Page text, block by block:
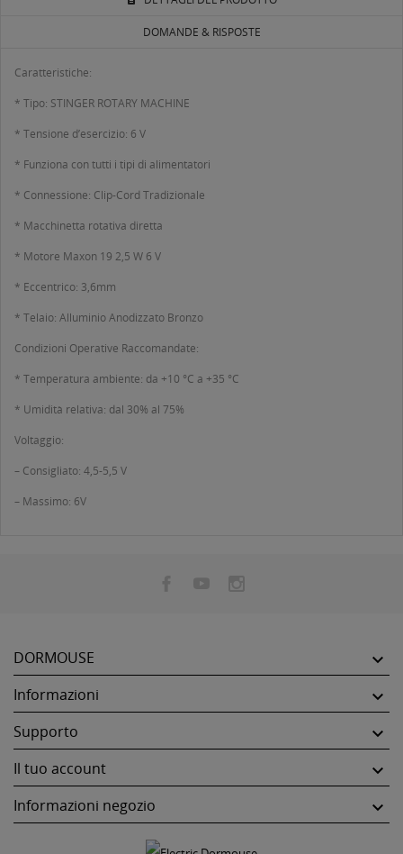
DOMANDE & RISPOSTE
Caratteristiche:
* Tipo: STINGER ROTARY MACHINE
* Tensione d’esercizio: 6 V
* Funziona con tutti i tipi di alimentatori
* Connessione: Clip-Cord Tradizionale
* Macchinetta rotativa diretta
* Motore Maxon 19 2,5 W 6 V
* Eccentrico: 3,6mm
* Telaio: Alluminio Anodizzato Bronzo
Condizioni Operative Raccomandate:
* Temperatura ambiente: da +10 °C a +35 °C
* Umidità relativa: dal 30% al 75%
Voltaggio:
– Consigliato: 4,5-5,5 V
– Massimo: 6V
DORMOUSE 
Informazioni 
Supporto 
Il tuo account 
Informazioni negozio 